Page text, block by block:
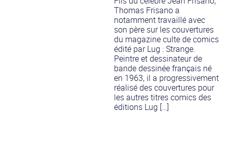
Thomas Frisano a
notamment travaillé avec
son père sur les couvertures
du magazine culte de comics
édité par Lug : Strange.
Peintre et dessinateur de
bande dessinée français né
en 1963, il a progressivement
réalisé des couvertures pour
les autres titres comics des
éditions Lug […]